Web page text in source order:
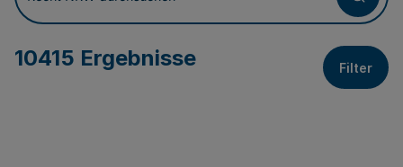
Recht NRW durchsuchen
10415 Ergebnisse Filter